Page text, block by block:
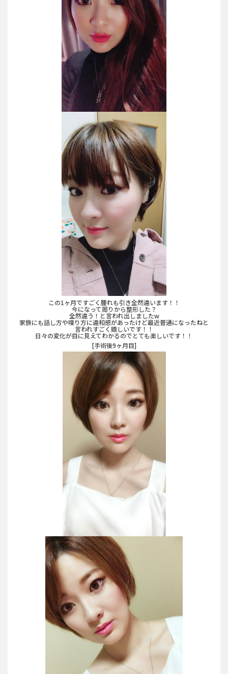
この1ヶ月ですごく腫れも引き全然違います！！
今になって周りから整形した？
全然違う！と言われ出しましたw
家族にも話し方や喋り方に違和感があったけど最近普通になったねと
言われすごく嬉しいです！！
日々の変化が目に見えてわかるのでとても楽しいです！！
[手術後9ヶ月目]